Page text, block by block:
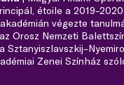
étoile a
végezte
Orosz Nemzeti
Zenei Színház